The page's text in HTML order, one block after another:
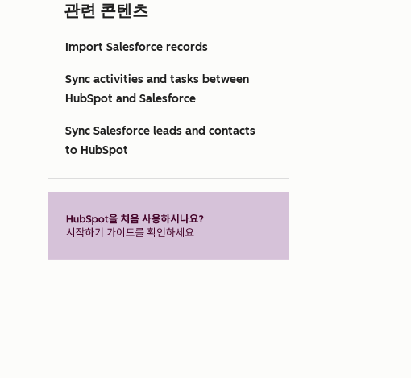
관련 콘텐츠
Import Salesforce records
Sync activities and tasks between
HubSpot and Salesforce
Sync Salesforce leads and contacts
to HubSpot